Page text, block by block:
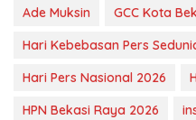
Ade Muksin
GCC Kota
Hari Kebebasan Pers
Hari Pers Nasional 2026
HPN Bekasi Raya 2026